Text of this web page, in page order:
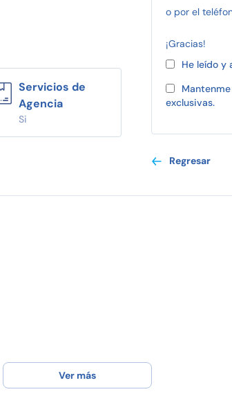
Servicios de
Agencia
Si
o por el
¡Gracias!
He leído
exclusivas.
Regresar
Ver más